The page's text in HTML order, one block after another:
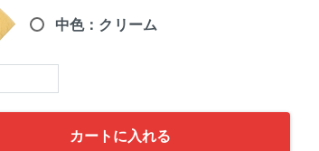
中色：クリーム
カートに入れる